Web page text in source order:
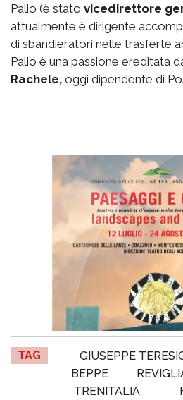
Palio (è stato vicedirettore
attualmente è dirigente
di sbandieratori nelle trasferte
Palio è una passione ereditata
Rachele, oggi dipendente di
TAG
GIUSEPPE
BEPPE
TRENITALIA